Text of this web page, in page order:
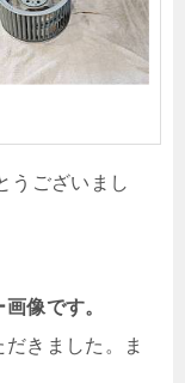
うございまし
像です。
きました。ま